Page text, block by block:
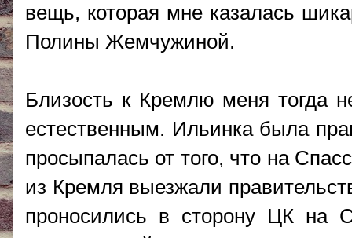
вещь, которая мне казалась
Полины Жемчужиной.
Близость к Кремлю меня тогда
естественным. Ильинка была
просыпалась от того, что на
из Кремля выезжали
проносились в сторону ЦК на